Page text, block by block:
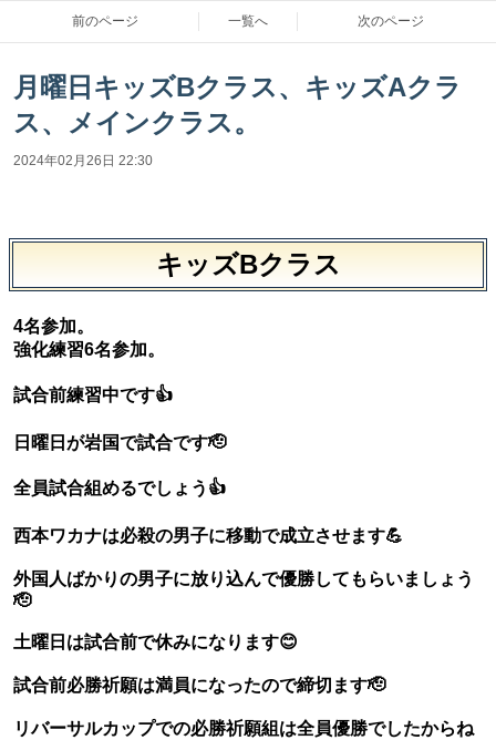
前のページ 一覧へ 次のページ
月曜日キッズBクラス、キッズAクラ
ス、メインクラス。
2024年02月26日 22:30
キッズBクラス
4名参加。
強化練習6名参加。
試合前練習中です👍
日曜日が岩国で試合です🫡
全員試合組めるでしょう👍
西本ワカナは必殺の男子に移動で成立させます💪
外国人ばかりの男子に放り込んで優勝してもらいましょう
🫡
土曜日は試合前で休みになります😊
試合前必勝祈願は満員になったので締切ます🫡
リバーサルカップでの必勝祈願組は全員優勝でしたからね